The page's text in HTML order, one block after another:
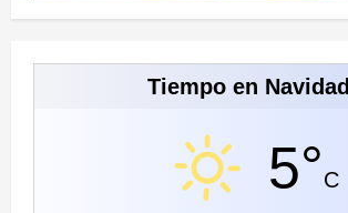
Tiempo en Navidad
5°C